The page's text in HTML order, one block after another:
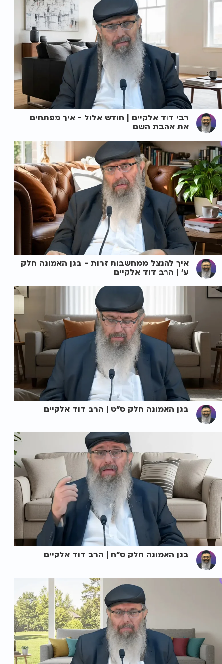
רבי דוד אלקיים | חודש אלול - איך מפתחים
את אהבת השם
איך להנצל ממחשבות זרות - בגן האמונה חלק
ע' | הרב דוד אלקיים
בגן האמונה חלק ס"ט | הרב דוד אלקיים
בגן האמונה חלק ס"ח | הרב דוד אלקיים